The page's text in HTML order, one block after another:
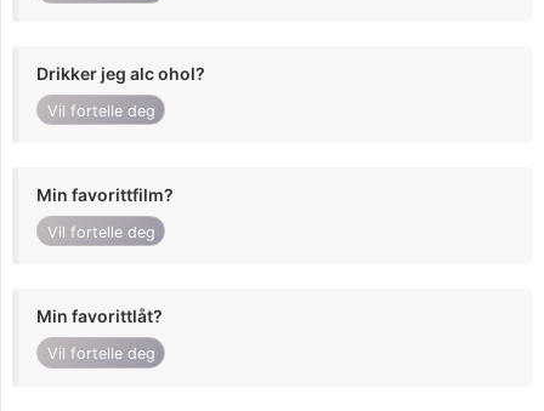
Drikker jeg alc ohol?
Vil fortelle deg
Min favorittfilm?
Vil fortelle deg
Min favorittlåt?
Vil fortelle deg